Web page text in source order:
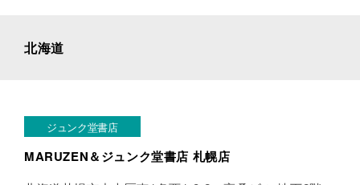
北海道
ジュンク堂書店
MARUZEN＆ジュンク堂書店 札幌店